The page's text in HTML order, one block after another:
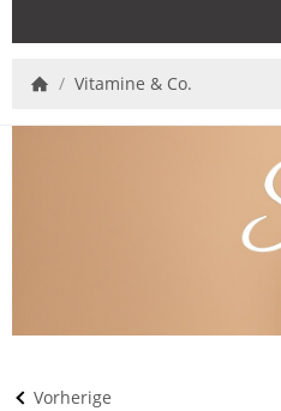
/ Vitamine & Co.
Vorherige